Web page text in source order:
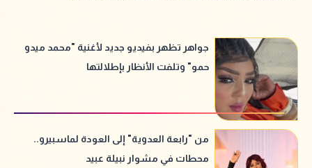
جواهر تظهر بفيديو جديد لأغنية "محمد ميدو
حمو" وتلفت الأنظار بإطلالتها
من "رابعة العدوية" إلى العودة لماسبيرو..
محطات في مشوار نبيلة عبيد